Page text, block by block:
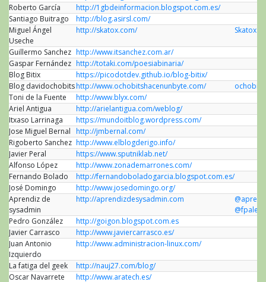
Roberto García
http://1gbdeinformacion.blogspot.com.es/
Santiago Buitrago
http://blog.asirsl.com/
Miguel Ángel
Useche
http://skatox.com/ Skatox
Guillermo Sanchez http://www.itsanchez.com.ar/
Gaspar Fernández http://totaki.com/poesiabinaria/
Blog Bitix
https://picodotdev.github.io/blog-bitix/
Blog davidochobitshttp://www.ochobitshacenunbyte.com/
Toni de la Fuente
http://www.blyx.com/
Ariel Antigua
http://arielantigua.com/weblog/
Itxaso Larrinaga
https://mundoitblog.wordpress.com/
Jose Miguel Bernal http://jmbernal.com/
Rigoberto Sanchez http://www.elblogderigo.info/
Javier Peral
https://www.sputniklab.net/
Alfonso López
http://www.zonademarrones.com/
Fernando Bolado
http://fernandoboladogarcia.blogspot.com.es/
José Domingo
http://www.josedomingo.org/
Aprendiz de
sysadmin
http://aprendizdesysadmin.com
Pedro González
http://goigon.blogspot.com.es
Javier Carrasco
http://www.javiercarrasco.es/
Juan Antonio
Izquierdo
http://www.administracion-linux.com/
La fatiga del geek
http://nauj27.com/blog/
Oscar Navarrete
http://www.aratech.es/